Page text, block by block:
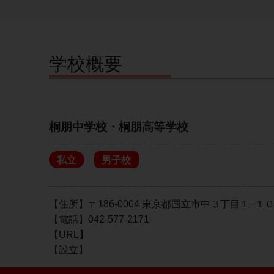
学校概要
桐朋中学校・桐朋高等学校
私立 男子校
【住所】〒186-0004 東京都国立市中３丁目１−１０
【電話】042-577-2171
【URL】
【設立】